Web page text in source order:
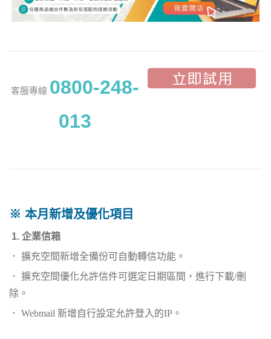
客服專線 0800-248-
013
※ 本月新增及優化項目
1. 企業信箱
． 擴充空間新增全備份可自動轉信功能。
． 擴充空間優化允許信件可選定日期區間，進行下載/刪
除。
． Webmail 新增自行設定允許登入的IP。